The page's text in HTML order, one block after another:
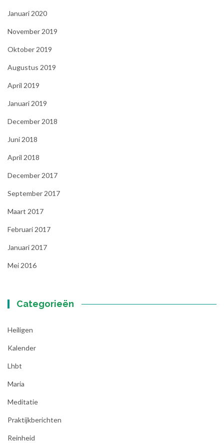
Januari 2020
November 2019
Oktober 2019
Augustus 2019
April 2019
Januari 2019
December 2018
Juni 2018
April 2018
December 2017
September 2017
Maart 2017
Februari 2017
Januari 2017
Mei 2016
Categorieën
Heiligen
Kalender
Lhbt
Maria
Meditatie
Praktijkberichten
Reinheid